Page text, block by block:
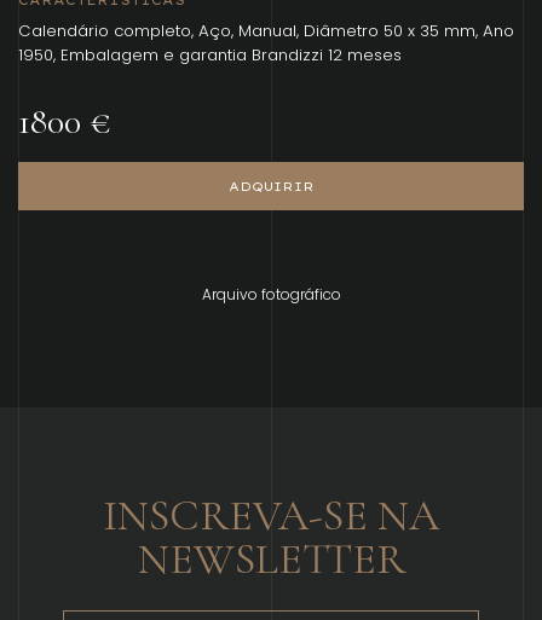
Calendário completo, Aço, Manual, Diâmetro 50 x 35 mm, Ano
1950, Embalagem e garantia Brandizzi 12 meses
1800 €
ADQUIRIR
Arquivo fotográfico
INSCREVA-SE NA
NEWSLETTER